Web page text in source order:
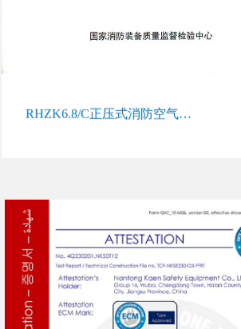
RHZK6.8/C正压式消防空气呼吸器质检报告